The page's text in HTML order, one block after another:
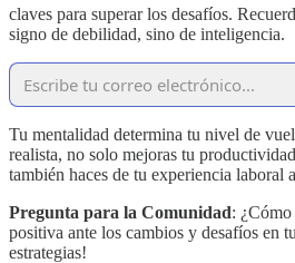
claves para superar los desafíos.
signo de debilidad, sino de inteligencia.
Tu mentalidad determina tu nivel de
realista, no solo mejoras tu
también haces de tu experiencia laboral
Pregunta para la Comunidad:
positiva ante los cambios y desafíos en
estrategias!